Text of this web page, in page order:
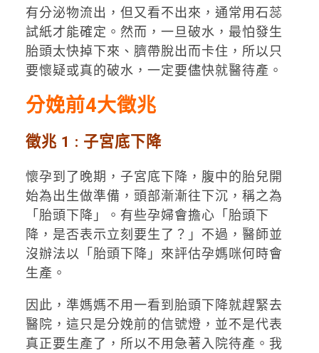
有分泌物流出，但又看不出來，通常用石蕊
試紙才能確定。然而，一旦破水，最怕發生
胎頭太快掉下來、臍帶脫出而卡住，所以只
要懷疑或真的破水，一定要儘快就醫待產。
分娩前4大徵兆
徵兆 1 : 子宮底下降
懷孕到了晚期，子宮底下降，腹中的胎兒開
始為出生做準備，頭部漸漸往下沉，稱之為
「胎頭下降」。有些孕婦會擔心「胎頭下
降，是否表示立刻要生了？」不過，醫師並
沒辦法以「胎頭下降」來評估孕媽咪何時會
生產。
因此，準媽媽不用一看到胎頭下降就趕緊去
醫院，這只是分娩前的信號燈，並不是代表
真正要生產了，所以不用急著入院待產。我